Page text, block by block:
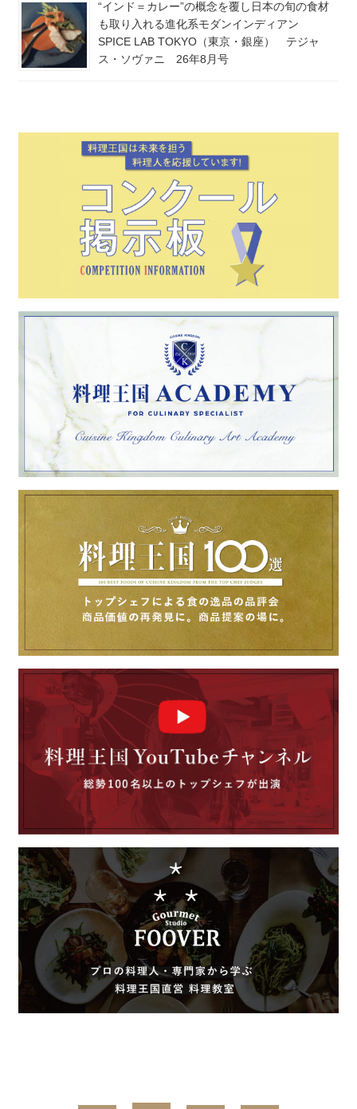
“インド＝カレー”の概念を覆し日本の旬の食材
も取り入れる進化系モダンインディアン
SPICE LAB TOKYO（東京・銀座） テジャ
ス・ソヴァニ 26年8月号